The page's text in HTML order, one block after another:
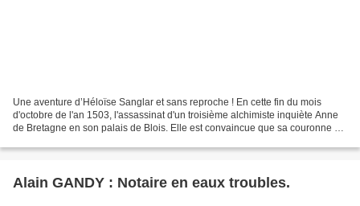
Une aventure d’Héloïse Sanglar et sans reproche ! En cette fin du mois
d'octobre de l'an 1503, l'assassinat d'un troisième alchimiste inquiète Anne
de Bretagne en son palais de Blois. Elle est convaincue que sa couronne est
Alain GANDY : Notaire en eaux troubles.